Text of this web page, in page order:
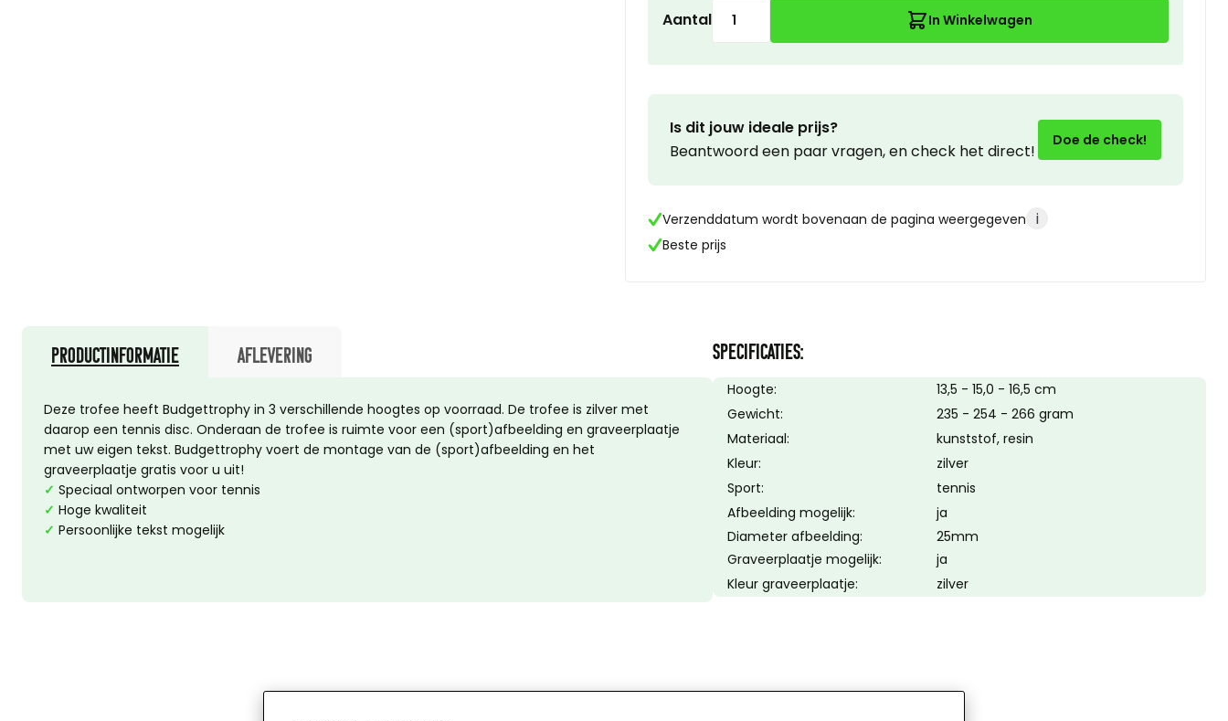
Aantal In Winkelwagen
Is dit jouw ideale prijs?
Beantwoord een paar vragen, en check het direct!
Doe de check!
Verzenddatum wordt bovenaan de pagina weergegeven i
Beste prijs
Deze trofee heeft Budgettrophy in 3 verschillende hoogtes op voorraad. De trofee is zilver met
daarop een tennis disc. Onderaan de trofee is ruimte voor een (sport)afbeelding en graveerplaatje
met uw eigen tekst. Budgettrophy voert de montage van de (sport)afbeelding en het
graveerplaatje gratis voor u uit!
✓ Speciaal ontworpen voor tennis
✓ Hoge kwaliteit
✓ Persoonlijke tekst mogelijk
Productinformatie Aflevering SPECIFICATIES:
Hoogte:
13,5 - 15,0 - 16,5 cm
Gewicht:
235 - 254 - 266 gram
Materiaal:
kunststof, resin
Kleur:
zilver
Sport:
tennis
Afbeelding mogelijk:
ja
Diameter afbeelding:
25mm
Graveerplaatje mogelijk:
ja
Kleur graveerplaatje:
zilver